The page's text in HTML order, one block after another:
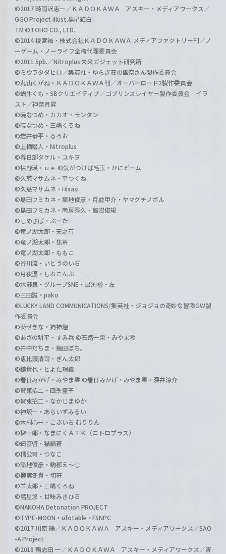
©2017 時雨沢恵一／ＫＡＤＯＫＡＷＡ アスキー・メディアワークス／
GGO Project illust.黒星紅白
TM ©TOHO CO., LTD.
©2014 榎宮祐・株式会社ＫＡＤＯＫＡＷＡ メディアファクトリー刊／ノ
ーゲーム・ノーライフ全権代理委員会
©2011 5pb.／Nitroplus 未来ガジェット研究所
©ミウラタダヒロ／集英社・ゆらぎ荘の幽奈さん製作委員会
©丸山くがね・ＫＡＤＯＫＡＷＡ刊／オーバーロード2製作委員会
©蝸牛くも・SBクリエイティブ／ゴブリンスレイヤー製作委員会 イラ
スト／神奈月昇
©暁なつめ・カカオ・ランタン
©暁なつめ・三嶋くろね
©岩井恭平・るろお
©上栖綴人・Nitroplus
©春日部タケル・ユキヲ
©枯野瑛・ｕｅ ©気がつけば毛玉・かにビーム
©久慈マサムネ・平つくね
©久慈マサムネ・Hisasi
©島田フミカネ・築地俊彦・月並甲介・ヤマグチノボル
©島田フミカネ・南房秀久・飯沼俊規
©しめさば・ぶーた
©竜ノ湖太郎・天之有
©竜ノ湖太郎・焦茶
©竜ノ湖太郎・ももこ
©谷川流・いとうのいぢ
©月夜涙・しおこんぶ
©水野良・グループSNE・出渕裕・左
©三田誠・pako
©LUCKY LAND COMMUNICATIONS/集英社・ジョジョの奇妙な冒険GW製
作委員会
©葵せきな・狗神煌
©あざの耕平・すみ兵 ©石踏一榮・みやま零
©井中だちま・飯田ぽち。
©恵比須清司・ぎん太郎
©鏡貴也・とよた瑣織
©春日みかげ・みやま零 ©春日みかげ・みやま零・深井涼介
©賀東招二・四季童子
©賀東招二・なかじまゆか
©神坂一・あらいずみるい
©木村心一・こぶいち むりりん
©榊一郎・なまにくＡＴＫ（ニトロプラス）
©細音啓・猫鍋蒼
©橘公司・つなこ
©築地俊彦・駒都え～じ
©柳実冬貴・切符
©羊太郎・三嶋くろね
©諸星悠・甘味みきひろ
©NANOHA Detonation PROJECT
©TYPE-MOON・ufotable・FSNPC
©2017 川原 礫／ＫＡＤＯＫＡＷＡ アスキー・メディアワークス／SAO
-A Project
©2018 鴨志田 一／ＫＡＤＯＫＡＷＡ アスキー・メディアワークス／青